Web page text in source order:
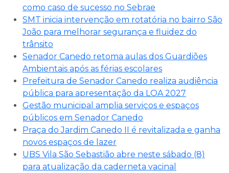
como caso de sucesso no Sebrae
SMT inicia intervenção em rotatória no bairro São
João para melhorar segurança e fluidez do
trânsito
Senador Canedo retoma aulas dos Guardiões
Ambientais após as férias escolares
Prefeitura de Senador Canedo realiza audiência
pública para apresentação da LOA 2027
Gestão municipal amplia serviços e espaços
públicos em Senador Canedo
Praça do Jardim Canedo II é revitalizada e ganha
novos espaços de lazer
UBS Vila São Sebastião abre neste sábado (8)
para atualização da caderneta vacinal